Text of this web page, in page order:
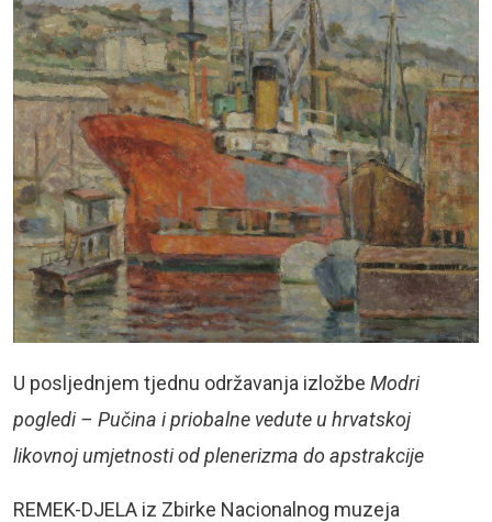
U posljednjem tjednu održavanja izložbe Modri
pogledi – Pučina i priobalne vedute u hrvatskoj
likovnoj umjetnosti od plenerizma do apstrakcije
REMEK-DJELA iz Zbirke Nacionalnog muzeja